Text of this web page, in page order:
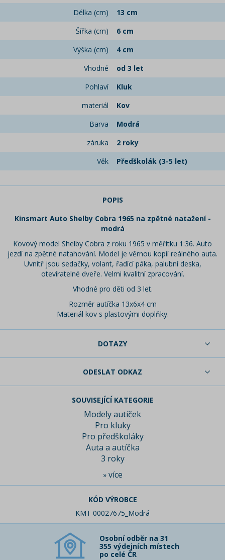
Délka (cm)
13 cm
Šířka (cm)
6 cm
Výška (cm)
4 cm
Vhodné
od 3 let
Pohlaví
Kluk
materiál
Kov
Barva
Modrá
záruka
2 roky
Věk
Předškolák (3-5 let)
POPIS
Kinsmart Auto Shelby Cobra 1965 na zpětné natažení -
modrá
Kovový model Shelby Cobra z roku 1965 v měřítku 1:36. Auto
jezdí na zpětné natahování. Model je věrnou kopií reálného auta.
Uvnitř jsou sedačky, volant, řadící páka, palubní deska,
otevíratelné dveře. Velmi kvalitní zpracování.
Vhodné pro děti od 3 let.
Rozměr autíčka 13x6x4 cm
Materiál kov s plastovými doplňky.
DOTAZY
ODESLAT ODKAZ
SOUVISEJÍCÍ KATEGORIE
Modely autíček
Pro kluky
Pro předškoláky
Auta a autíčka
3 roky
» více
KÓD VÝROBCE
KMT 00027675_Modrá
Osobní odběr na 31
355 výdejních místech
po celé ČR